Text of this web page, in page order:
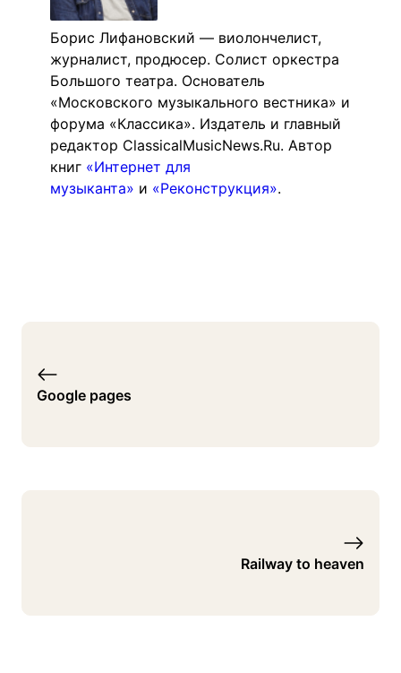
Борис Лифановский — виолончелист,
журналист, продюсер. Солист оркестра
Большого театра. Основатель
«Московского музыкального вестника» и
форума «Классика». Издатель и главный
редактор ClassicalMusicNews.Ru. Автор
книг «Интернет для
музыканта» и «Реконструкция».
Google pages
Railway to heaven